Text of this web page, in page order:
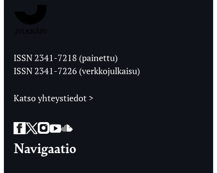
Ylioppilaslehti
ISSN 2341-7218 (painettu)
ISSN 2341-7226 (verkkojulkaisu)
Katso yhteystiedot >
Facebook
Twitter
Instagram
YouTube
SoundCloud
Navigaatio